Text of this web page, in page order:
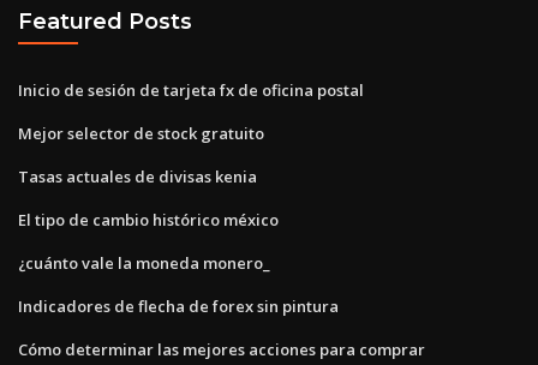
Featured Posts
Inicio de sesión de tarjeta fx de oficina postal
Mejor selector de stock gratuito
Tasas actuales de divisas kenia
El tipo de cambio histórico méxico
¿cuánto vale la moneda monero_
Indicadores de flecha de forex sin pintura
Cómo determinar las mejores acciones para comprar